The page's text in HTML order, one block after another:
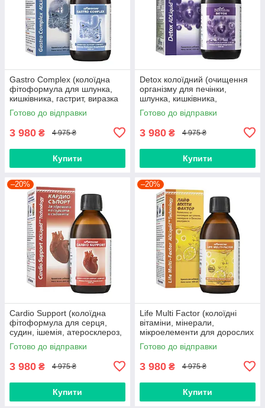
Gastro Complex (колоїдна
фітоформула для шлунка,
кишківника, гастрит, виразка
шлунку, гастродуоденіт,
закреп, атрофічний гастрит)
Готово до відправки
3 980 ₴ 4 975 ₴
Купити
Detox колоїдний (очищення
організму для печінки,
шлунка, кишківника,
дисбактеріоз, холецистит,
панкреатит, закрепи, алергія)
Готово до відправки
3 980 ₴ 4 975 ₴
Купити
–20%
Cardio Support (колоїдна
фітоформула для серця,
судин, ішемія, атеросклероз,
тиск, гіпертонія, інфаркт,
аритмія, тромби)
Готово до відправки
3 980 ₴ 4 975 ₴
Купити
–20%
Life Multi Factor (колоїдні
вітаміни, мінерали,
мікроелементи для дорослих
та дітей, імунітет, віруси,
розумове навантаження)
Готово до відправки
3 980 ₴ 4 975 ₴
Купити